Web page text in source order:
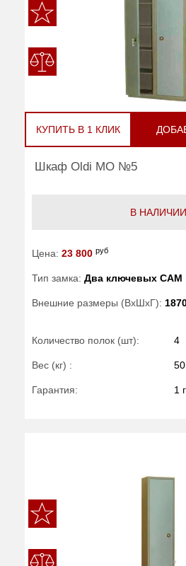
КУПИТЬ В 1 КЛИК
Шкаф Oldi МО №5
В НАЛИЧИИ
Цена: 23 800 руб
Тип замка: Два ключевых САМ
Внешние размеры (ВхШхГ):
Количество полок (шт): 4
Вес (кг) : 50
Гарантия: 1